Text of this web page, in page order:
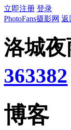
立即注册 登录
PhotoFans摄影网 返
洛城夜
363382
博客